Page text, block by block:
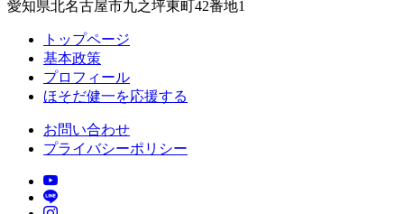
愛知県北名古屋市九之坪東町42番地1
トップページ
基本政策
プロフィール
ほそだ健一を応援する
お問い合わせ
プライバシーポリシー